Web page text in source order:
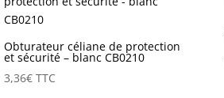
Obturateur céliane de protection
et sécurité – blanc CB0210
3,36€ TTC